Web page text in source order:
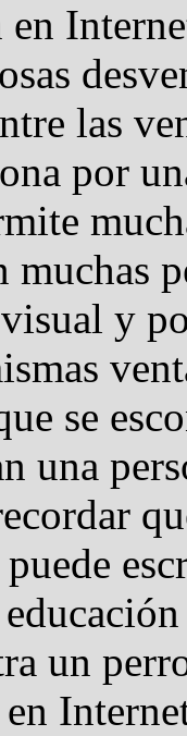
las
por
muchas
y
se
una
un